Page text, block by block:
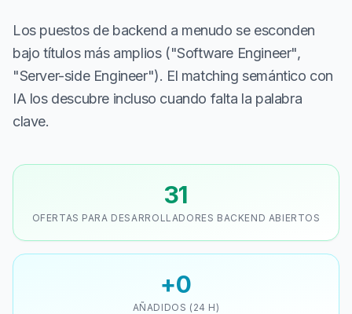
Los puestos de backend a menudo se esconden
bajo títulos más amplios ("Software Engineer",
"Server-side Engineer"). El matching semántico con
IA los descubre incluso cuando falta la palabra
clave.
31
OFERTAS PARA DESARROLLADORES BACKEND ABIERTOS
+0
AÑADIDOS (24 H)